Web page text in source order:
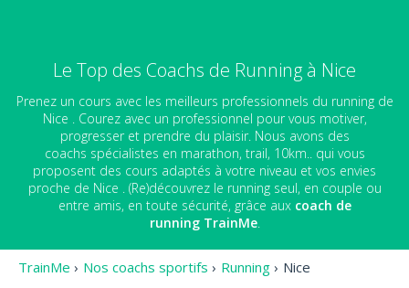
Le Top des Coachs de Running à Nice
Prenez un cours avec les meilleurs professionnels du running de
Nice . Courez avec un professionnel pour vous motiver,
progresser et prendre du plaisir. Nous avons des
coachs spécialistes en marathon, trail, 10km.. qui vous
proposent des cours adaptés à votre niveau et vos envies
proche de Nice . (Re)découvrez le running seul, en couple ou
entre amis, en toute sécurité, grâce aux coach de
running TrainMe.
TrainMe › Nos coachs sportifs › Running › Nice